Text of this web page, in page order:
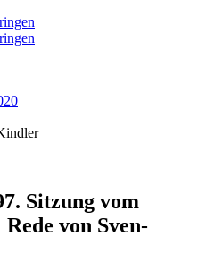
Sitzung vom
von Sven-